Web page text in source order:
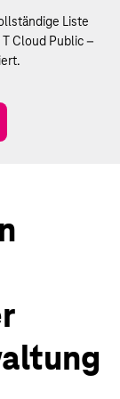
Liste
Cloud Public –